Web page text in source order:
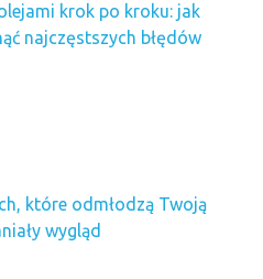
krok po kroku: jak
najczęstszych błędów
które odmłodzą Twoją
wygląd